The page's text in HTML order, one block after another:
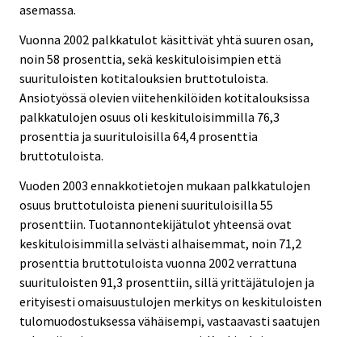
asemassa.
Vuonna 2002 palkkatulot käsittivät yhtä suuren osan,
noin 58 prosenttia, sekä keskituloisimpien että
suurituloisten kotitalouksien bruttotuloista.
Ansiotyössä olevien viitehenkilöiden kotitalouksissa
palkkatulojen osuus oli keskituloisimmilla 76,3
prosenttia ja suurituloisilla 64,4 prosenttia
bruttotuloista.
Vuoden 2003 ennakkotietojen mukaan palkkatulojen
osuus bruttotuloista pieneni suurituloisilla 55
prosenttiin. Tuotannontekijätulot yhteensä ovat
keskituloisimmilla selvästi alhaisemmat, noin 71,2
prosenttia bruttotuloista vuonna 2002 verrattuna
suurituloisten 91,3 prosenttiin, sillä yrittäjätulojen ja
erityisesti omaisuustulojen merkitys on keskituloisten
tulomuodostuksessa vähäisempi, vastaavasti saatujen